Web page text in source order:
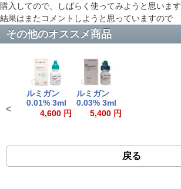
購入してので、しばらく使ってみようと思います
結果はまたコメントしようと思っていますので
その他のオススメ商品
ルミガン
0.01% 3ml
4,600 円
ルミガン
0.03% 3ml
5,400 円
<
戻る